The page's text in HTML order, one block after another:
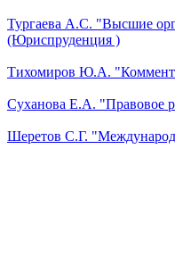
Тургаева А.С. "Высшие
(Юриспруденция )
Тихомиров Ю.А.
Суханова Е.А. "Правовое
Шеретов С.Г.